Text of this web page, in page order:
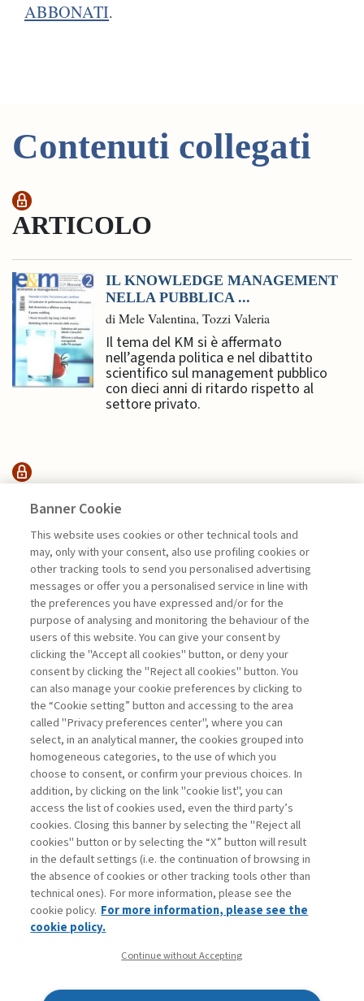
ABBONATI.
Contenuti collegati
ARTICOLO
IL KNOWLEDGE MANAGEMENT
NELLA PUBBLICA ...
di Mele Valentina, Tozzi Valeria
Il tema del KM si è affermato
nell’agenda politica e nel dibattito
scientifico sul management pubblico
con dieci anni di ritardo rispetto al
settore privato.
SUSTAINABILITY
ESSERE O NON ESSERE: LA
SOSTENIBILITÀ ...
di Sylvie Goulard, Francesco Perrini, Stefano
Pogutz
La consultazione dei libri è riservata esclusivamente
agli abbonati Premium
Legenda: Accedi Per registrati Per abbonati
Contatti
Abbonamenti
Archivio rubriche
Privacy
Dichiarazione di accessibilità
Banner Cookie
This website uses cookies or other technical tools and
may, only with your consent, also use profiling cookies or
other tracking tools to send you personalised advertising
messages or offer you a personalised service in line with
the preferences you have expressed and/or for the
purpose of analysing and monitoring the behaviour of the
users of this website. You can give your consent by
clicking the "Accept all cookies" button, or deny your
consent by clicking the "Reject all cookies" button. You
can also manage your cookie preferences by clicking to
the “Cookie setting” button and accessing to the area
called "Privacy preferences center", where you can
select, in an analytical manner, the cookies grouped into
homogeneous categories, to the use of which you
choose to consent, or confirm your previous choices. In
addition, by clicking on the link "cookie list", you can
access the list of cookies used, even the third party’s
cookies. Closing this banner by selecting the "Reject all
cookies" button or by selecting the “X” button will result
in the default settings (i.e. the continuation of browsing in
the absence of cookies or other tracking tools other than
technical ones). For more information, please see the
cookie policy. For more information, please see the
cookie policy.
Continue without Accepting